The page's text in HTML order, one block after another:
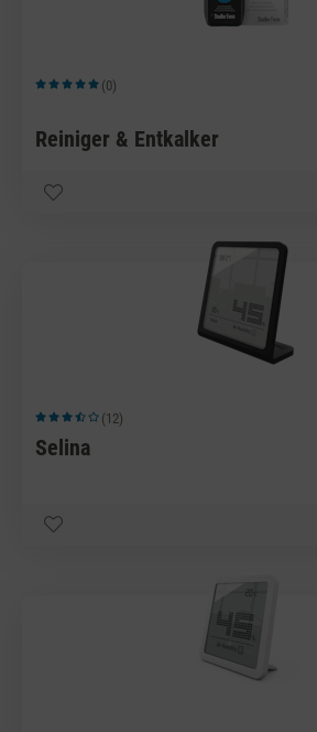
Durchschnittliche Bewertung von 5 von 5 Sternen
(0)
Reiniger & Entkalker
Durchschnittliche Bewertung von 3.83 von 5 Sternen
(12)
Selina